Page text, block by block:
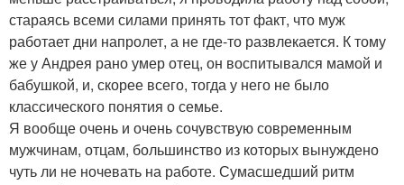
стараясь всеми силами принять тот факт, что муж
работает дни напролет, а не где-то развлекается. К тому
же у Андрея рано умер отец, он воспитывался мамой и
бабушкой, и, скорее всего, тогда у него не было
классического понятия о семье.
Я вообще очень и очень сочувствую современным
мужчинам, отцам, большинство из которых вынуждено
чуть ли не ночевать на работе. Сумасшедший ритм